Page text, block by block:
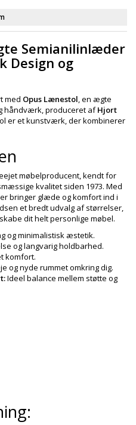
Semianilinlæder
Design og
med Opus Lænestol, en ægte
håndværk, produceret afHjort
er et kunstværk, der kombinerer
møbelproducent, kendt for
kvalitet siden 1973. Med
bringer glæde og komfort ind i
et bredt udvalg af størrelser,
dit helt personlige møbel.
og minimalistisk æstetik.
og langvarig holdbarhed.
komfort.
og nyde rummet omkring dig.
Ideel balance mellem støtte og